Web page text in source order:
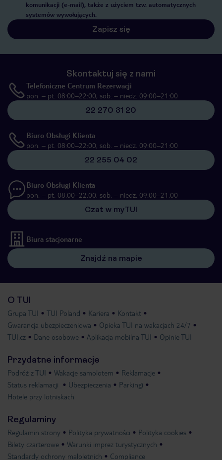
komunikacji (e-mail), także z użyciem tzw. automatycznych
systemów wywołujących.
Zapisz się
Skontaktuj się z nami
Telefoniczne Centrum Rezerwacji
pon. – pt. 08:00–22:00, sob. – niedz. 09:00–21:00
22 270 31 20
Biuro Obsługi Klienta
pon. – pt. 08:00–22:00, sob. – niedz. 09:00–21:00
22 255 04 02
Biuro Obsługi Klienta
pon. – pt. 08:00–22:00, sob. – niedz. 09:00–21:00
Czat w myTUI
Biura stacjonarne
Znajdź na mapie
O TUI
Grupa TUI TUI Poland Kariera
Kontakt
Gwarancja ubezpieczeniowa
Opieka TUI na wakacjach 24/7
TUI.cz
Dane osobowe Aplikacja mobilna TUI Opinie TUI
Przydatne informacje
Podróż z TUI Wakacje samolotem
Reklamacje
Status reklamacji
Ubezpieczenia
Parkingi
Hotele przy lotniskach
Regulaminy
Regulamin strony Polityka prywatności
Polityka cookies
Bilety czarterowe
Warunki imprez turystycznych
Standardy ochrony małoletnich
Compliance